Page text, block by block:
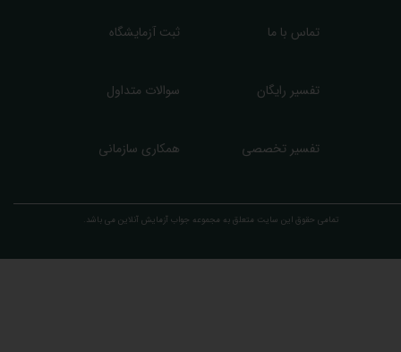
تمامی حقوق این سایت متعلق به مجموعه ​جواب آزمایش آنلاین می باشد.
تفسیر تخصصی
تفسیر رایگان
ثبت آزمایشگاه تماس با ما
سوالات متداول
همکاری سازمانی